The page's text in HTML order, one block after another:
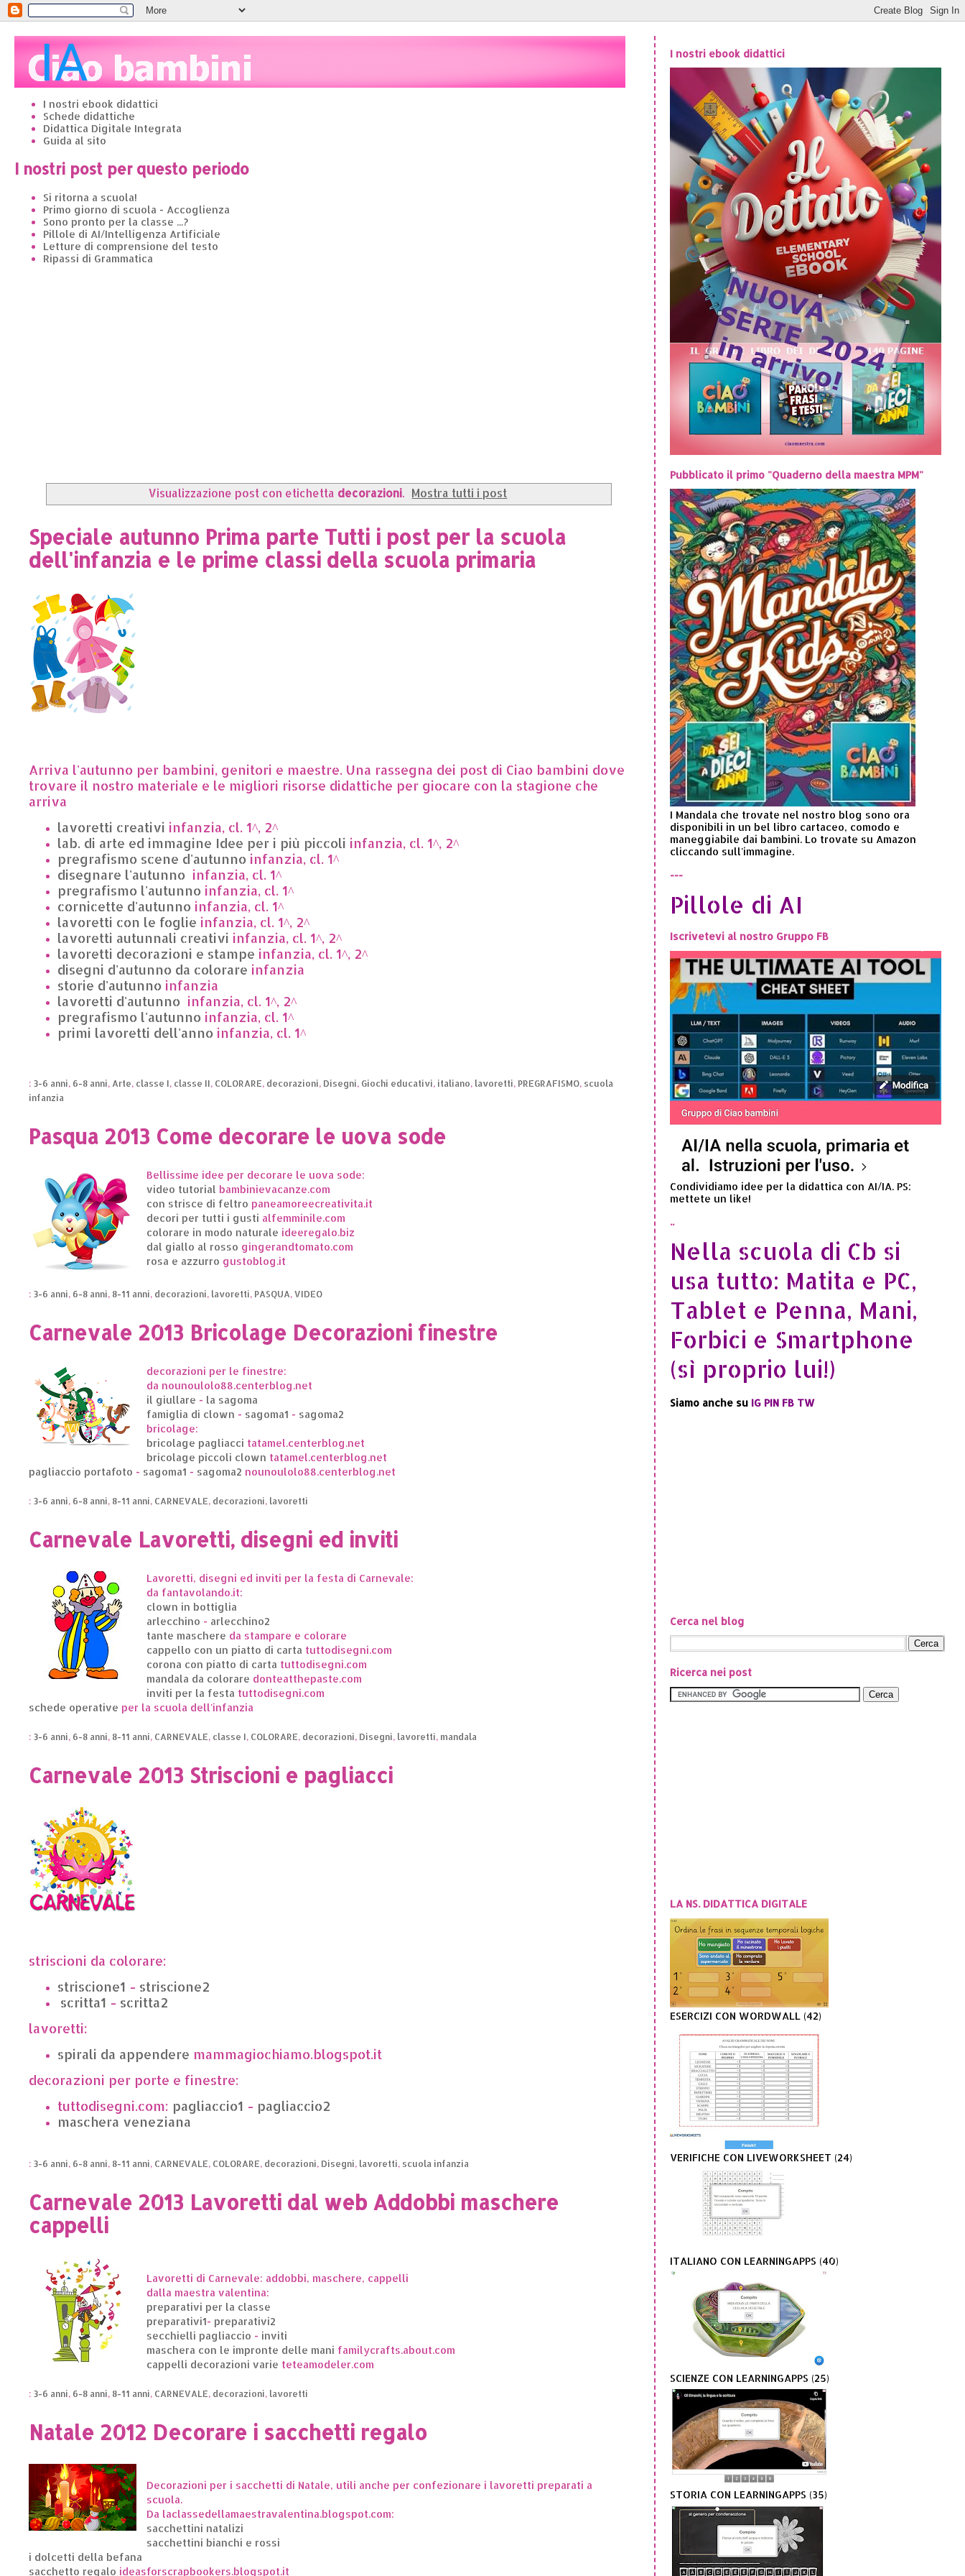
I nostri ebook didattici
Schede didattiche
Didattica Digitale Integrata
Guida al sito
I nostri post per questo periodo
Si ritorna a scuola!
Primo giorno di scuola - Accoglienza
Sono pronto per la classe ...?
Pillole di AI/Intelligenza Artificiale
Letture di comprensione del testo
Ripassi di Grammatica
Visualizzazione post con etichetta decorazioni. Mostra tutti i post
Speciale autunno Prima parte Tutti i post per la scuola
dell'infanzia e le prime classi della scuola primaria
Arriva l'autunno per bambini, genitori e maestre. Una rassegna dei post di Ciao bambini dove
trovare il nostro materiale e le migliori risorse didattiche per giocare con la stagione che
arriva
lavoretti creativi infanzia, cl. 1^, 2^
lab. di arte ed immagine Idee per i più piccoli infanzia, cl. 1^, 2^
pregrafismo scene d'autunno infanzia, cl. 1^
disegnare l'autunno infanzia, cl. 1^
pregrafismo l'autunno infanzia, cl. 1^
cornicette d'autunno infanzia, cl. 1^
lavoretti con le foglie infanzia, cl. 1^, 2^
lavoretti autunnali creativi infanzia, cl. 1^, 2^
lavoretti decorazioni e stampe infanzia, cl. 1^, 2^
disegni d'autunno da colorare infanzia
storie d'autunno infanzia
lavoretti d'autunno infanzia, cl. 1^, 2^
pregrafismo l'autunno infanzia, cl. 1^
primi lavoretti dell'anno infanzia, cl. 1^
: 3-6 anni, 6-8 anni, Arte, classe I, classe II, COLORARE, decorazioni, Disegni, Giochi educativi, italiano, lavoretti, PREGRAFISMO, scuola
infanzia
Pasqua 2013 Come decorare le uova sode
Bellissime idee per decorare le uova sode:
video tutorial bambinievacanze.com
con strisce di feltro paneamoreecreativita.it
decori per tutti i gusti alfemminile.com
colorare in modo naturale ideeregalo.biz
dal giallo al rosso gingerandtomato.com
rosa e azzurro gustoblog.it
: 3-6 anni, 6-8 anni, 8-11 anni, decorazioni, lavoretti, PASQUA,VIDEO
Carnevale 2013 Bricolage Decorazioni finestre
decorazioni per le finestre:
da nounoulolo88.centerblog.net
il giullare - la sagoma
famiglia di clown - sagoma1 - sagoma2
bricolage:
bricolage pagliacci tatamel.centerblog.net
bricolage piccoli clown tatamel.centerblog.net
pagliaccio portafoto - sagoma1 - sagoma2 nounoulolo88.centerblog.net
: 3-6 anni, 6-8 anni, 8-11 anni, CARNEVALE, decorazioni, lavoretti
Carnevale Lavoretti, disegni ed inviti
Lavoretti, disegni ed inviti per la festa di Carnevale:
da fantavolando.it:
clown in bottiglia
arlecchino - arlecchino2
tante maschere da stampare e colorare
cappello con un piatto di carta tuttodisegni.com
corona con piatto di carta tuttodisegni.com
mandala da colorare donteatthepaste.com
inviti per la festa tuttodisegni.com
schede operative per la scuola dell'infanzia
: 3-6 anni, 6-8 anni, 8-11 anni, CARNEVALE, classe I, COLORARE, decorazioni, Disegni, lavoretti, mandala
Carnevale 2013 Striscioni e pagliacci
striscioni da colorare:
striscione1 - striscione2
scritta1 - scritta2
lavoretti:
spirali da appendere mammagiochiamo.blogspot.it
decorazioni per porte e finestre:
tuttodisegni.com: pagliaccio1 - pagliaccio2
maschera veneziana
: 3-6 anni, 6-8 anni, 8-11 anni, CARNEVALE, COLORARE, decorazioni, Disegni, lavoretti, scuola infanzia
Carnevale 2013 Lavoretti dal web Addobbi maschere
cappelli
Lavoretti di Carnevale: addobbi, maschere, cappelli
dalla maestra valentina:
preparativi per la classe
preparativi1- preparativi2
secchielli pagliaccio - inviti
maschera con le impronte delle mani familycrafts.about.com
cappelli decorazioni varie teteamodeler.com
: 3-6 anni, 6-8 anni, 8-11 anni, CARNEVALE, decorazioni, lavoretti
Natale 2012 Decorare i sacchetti regalo
Decorazioni per i sacchetti di Natale, utili anche per confezionare i lavoretti preparati a
scuola.
Da laclassedellamaestravalentina.blogspot.com:
sacchettini natalizi
sacchettini bianchi e rossi
i dolcetti della befana
sacchetto regalo ideasforscrapbookers.blogspot.it
I nostri ebook didattici
Pubblicato il primo "Quaderno della maestra MPM"
I Mandala che trovate nel nostro blog sono ora
disponibili in un bel libro cartaceo, comodo e
maneggiabile dai bambini. Lo trovate su Amazon
cliccando sull'immagine.
---
Pillole di AI
Iscrivetevi al nostro Gruppo FB
Condividiamo idee per la didattica con AI/IA. PS:
mettete un like!
..
Nella scuola di Cb si
usa tutto: Matita e PC,
Tablet e Penna, Mani,
Forbici e Smartphone
(sì proprio lui!)
Siamo anche su IG PIN FB TW
Cerca nel blog
Ricerca nei post
LA NS. DIDATTICA DIGITALE
ESERCIZI CON WORDWALL (42)
VERIFICHE CON LIVEWORKSHEET (24)
ITALIANO CON LEARNINGAPPS (40)
SCIENZE CON LEARNINGAPPS (25)
STORIA CON LEARNINGAPPS (35)